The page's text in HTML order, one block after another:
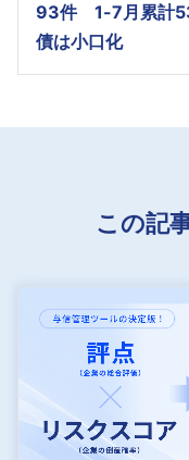
93件 1-7月累計
債は小口化
この記